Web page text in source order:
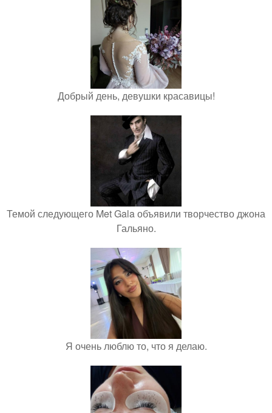
Добрый день, девушки красавицы!
Темой следующего Met Gala объявили творчество джона
Гальяно.
Я очень люблю то, что я делаю.